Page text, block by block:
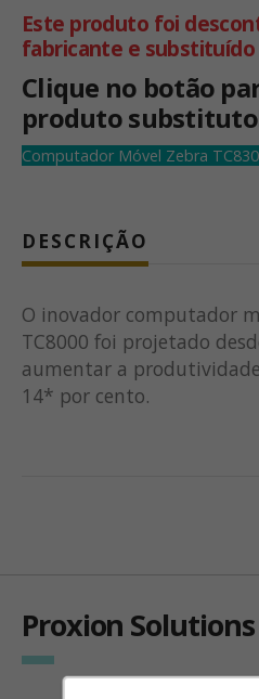
Este produto foi
fabricante e
Clique no botão
produto
Computador Móvel Zebra
DESCRIÇÃO
O inovador computador
TC8000 foi projetado
aumentar a
14* por cento.
Proxion Solutions